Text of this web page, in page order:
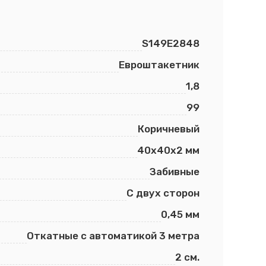
S149E2848
Евроштакетник
1,8
99
Коричневый
40х40х2 мм
Забивные
С двух сторон
0,45 мм
Откатные с автоматикой 3 метра
2 см.